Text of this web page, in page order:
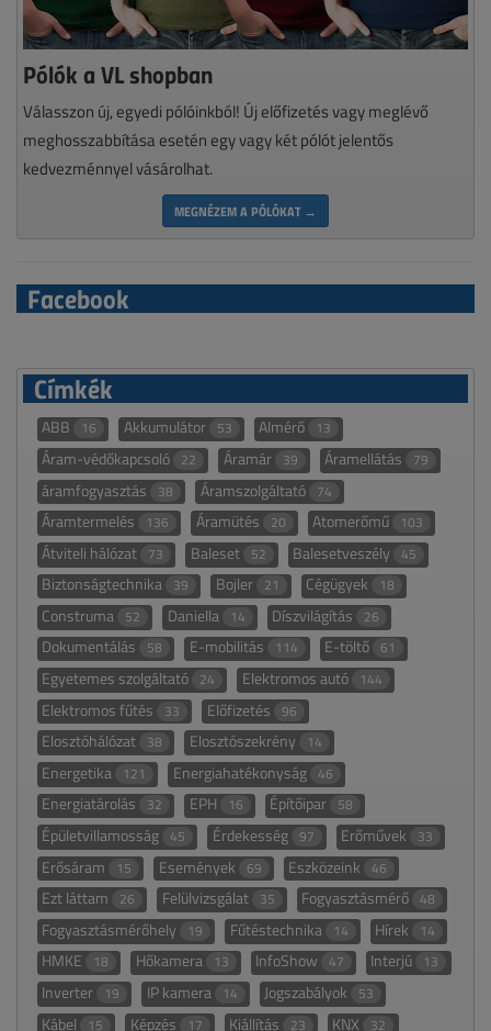
Pólók a VL shopban
Válasszon új, egyedi pólóinkból! Új előfizetés vagy meglévő
meghosszabbítása esetén egy vagy két pólót jelentős
kedvezménnyel vásárolhat.
MEGNÉZEM A PÓLÓKAT →
Facebook
Címkék
ABB 16 Akkumulátor 53 Almérő 13
Áram-védőkapcsoló 22 Áramár 39 Áramellátás 79
áramfogyasztás 38 Áramszolgáltató 74
Áramtermelés 136 Áramütés 20 Atomerőmű 103
Átviteli hálózat 73 Baleset 52 Balesetveszély 45
Biztonságtechnika 39 Bojler 21 Cégügyek 18
Construma 52 Daniella 14 Díszvilágítás 26
Dokumentálás 58 E-mobilitás 114 E-töltő 61
Egyetemes szolgáltató 24 Elektromos autó 144
Elektromos fűtés 33 Előfizetés 96
Elosztóhálózat 38 Elosztószekrény 14
Energetika 121 Energiahatékonyság 46
Energiatárolás 32 EPH 16 Építőipar 58
Épületvillamosság 45 Érdekesség 97 Erőművek 33
Erősáram 15 Események 69 Eszközeink 46
Ezt láttam 26 Felülvizsgálat 35 Fogyasztásmérő 48
Fogyasztásmérőhely 19 Fűtéstechnika 14 Hírek 14
HMKE 18 Hőkamera 13 InfoShow 47 Interjú 13
Inverter 19 IP kamera 14 Jogszabályok 53
Kábel 15 Képzés 17 Kiállítás 23 KNX 32